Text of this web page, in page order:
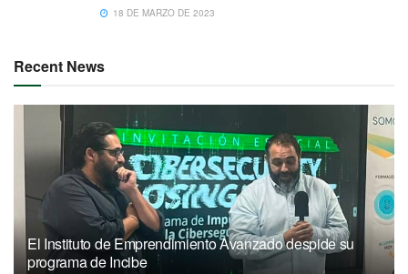
18 DE MARZO DE 2023
Recent News
El Instituto de Emprendimiento Avanzado despide su
programa de Incibe